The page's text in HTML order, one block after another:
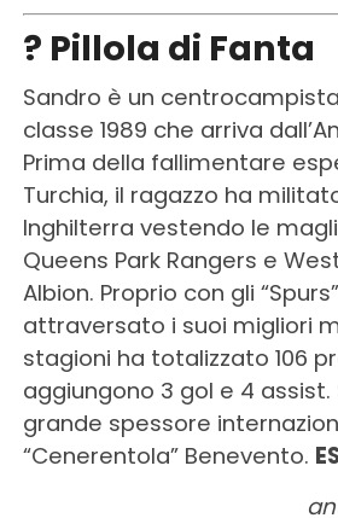
? Pillola di Fanta
Sandro è un
classe 1989 che arriva
Prima della fallimentare
Turchia, il ragazzo ha
Inghilterra vestendo le
Queens Park Rangers e
Albion. Proprio con gli
attraversato i suoi migliori
stagioni ha totalizzato 106
aggiungono 3 gol e 4
grande spessore
“Cenerentola” Benevento.